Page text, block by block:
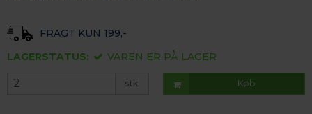
FRAGT KUN 199,-
LAGERSTATUS:
VAREN ER PÅ LAGER
stk. Køb